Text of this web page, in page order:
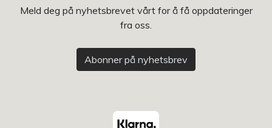
Meld deg på nyhetsbrevet vårt for å få oppdateringer
fra oss.
Abonner på nyhetsbrev